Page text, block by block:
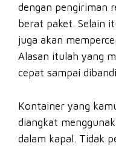
dengan pengiriman
berat paket. Selain
juga akan
Alasan itulah yang
cepat sampai
Kontainer yang
diangkat
dalam kapal. Tidak